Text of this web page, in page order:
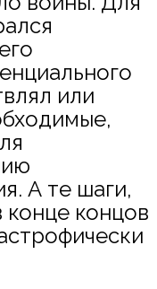
или
А те шаги,
концов